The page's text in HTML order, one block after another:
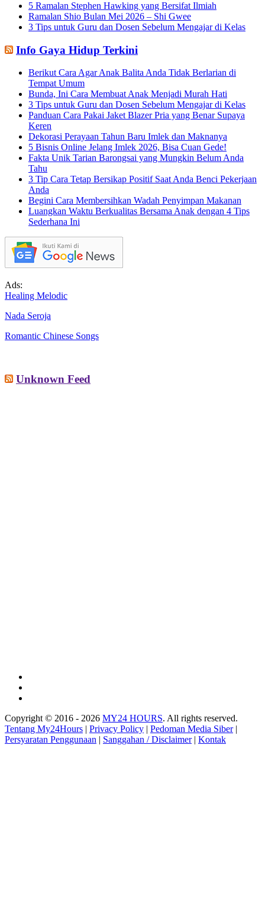
5 Ramalan Stephen Hawking yang Bersifat Ilmiah
Ramalan Shio Bulan Mei 2026 – Shi Gwee
3 Tips untuk Guru dan Dosen Sebelum Mengajar di Kelas
Info Gaya Hidup Terkini
Berikut Cara Agar Anak Balita Anda Tidak Berlarian di
Tempat Umum
Bunda, Ini Cara Membuat Anak Menjadi Murah Hati
3 Tips untuk Guru dan Dosen Sebelum Mengajar di Kelas
Panduan Cara Pakai Jaket Blazer Pria yang Benar Supaya
Keren
Dekorasi Perayaan Tahun Baru Imlek dan Maknanya
5 Bisnis Online Jelang Imlek 2026, Bisa Cuan Gede!
Fakta Unik Tarian Barongsai yang Mungkin Belum Anda
Tahu
3 Tip Cara Tetap Bersikap Positif Saat Anda Benci Pekerjaan
Anda
Begini Cara Membersihkan Wadah Penyimpan Makanan
Luangkan Waktu Berkualitas Bersama Anak dengan 4 Tips
Sederhana Ini
Ads:
Healing Melodic
Nada Seroja
Romantic Chinese Songs
Unknown Feed
Copyright © 2016 - 2026 MY24 HOURS. All rights reserved.
Tentang My24Hours | Privacy Policy | Pedoman Media Siber|
Persyaratan Penggunaan | Sanggahan / Disclaimer| Kontak